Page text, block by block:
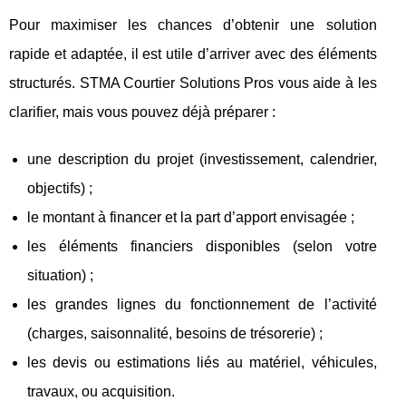
Pour maximiser les chances d’obtenir une solution
rapide et adaptée, il est utile d’arriver avec des éléments
structurés. STMA Courtier Solutions Pros vous aide à les
clarifier, mais vous pouvez déjà préparer :
une description du projet (investissement, calendrier,
objectifs) ;
le montant à financer et la part d’apport envisagée ;
les éléments financiers disponibles (selon votre
situation) ;
les grandes lignes du fonctionnement de l’activité
(charges, saisonnalité, besoins de trésorerie) ;
les devis ou estimations liés au matériel, véhicules,
travaux, ou acquisition.